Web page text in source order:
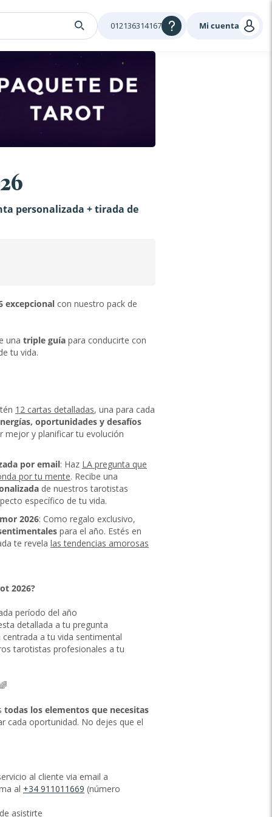
Mi cuenta
012136314167
personalizada + tirada de
excepcional con nuestro pack de
una triple guía para conducirte con
tu vida.
12 cartas detalladas, una para cada
oportunidades y desafíos
mejor y planificar tu evolución
por email: Haz LA pregunta que
por tu mente. Recibe una
de nuestros tarotistas
específico de tu vida.
2026: Como regalo exclusivo,
para el año. Estés en
te revela las tendencias amorosas
2026?
período del año
detallada a tu pregunta
centrada a tu vida sentimental
tarotistas profesionales a tu
🌈
todas los elementos que necesitas
cada oportunidad. No dejes que el
al cliente via email a
al +34 911011669
asistirte